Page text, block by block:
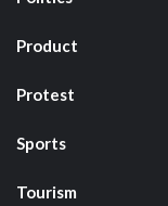
Product
Protest
Sports
Tourism